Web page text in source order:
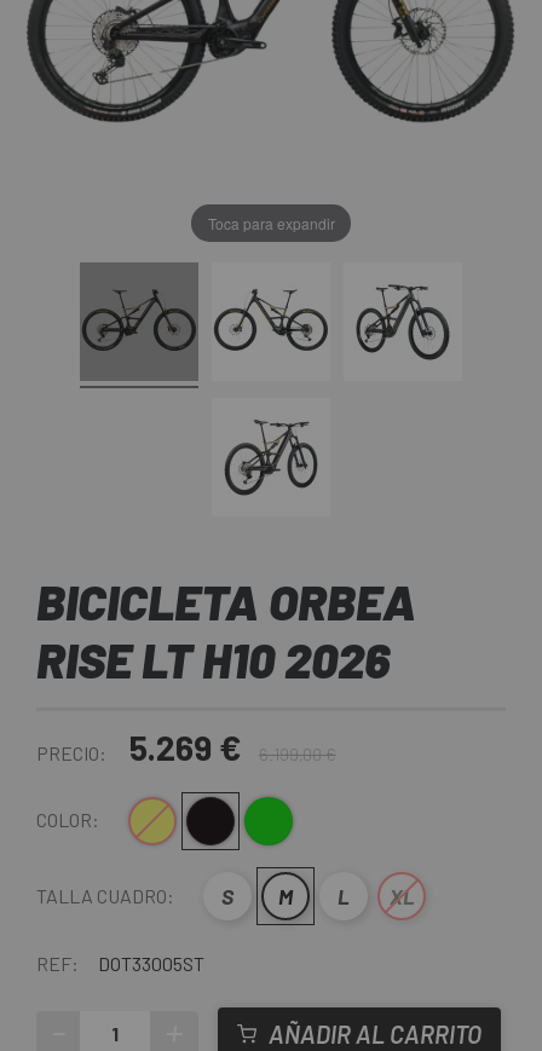
Toca para expandir
BICICLETA ORBEA
RISE LT H10 2026
PRECIO: 5.269 € 6.199,00 €
COLOR:Amarillo-Negro
Negro-VerdeVerde
TALLA CUADRO: S M L XL
REF: DOT33005ST
AÑADIR AL CARRITO